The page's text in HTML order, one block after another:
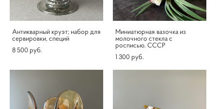
Антикварный круэт; набор для
сервировки, специй
8 500 pуб.
Миниатюрная вазочка из
молочного стекла с
росписью. СССР
1 300 pуб.